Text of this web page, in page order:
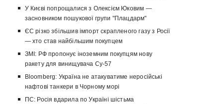
У Києві попрощалися з Олексієм Юковим —
засновником пошукової групи "Плацдарм"
ЄС різко збільшив імпорт скрапленого газу з Росії
— хто став найбільшим покупцем
ЗМІ: РФ пропонує іноземним покупцям нову
ракету для винищувача Су-57
Bloomberg: Україна не атакуватиме неросійські
нафтові танкери в Чорному морі
ПС: Росія вдарила по Україні шістьма